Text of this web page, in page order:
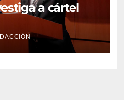
a cártel